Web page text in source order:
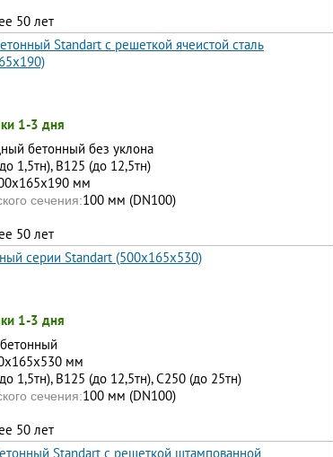
50 лет
Standart с решеткой ячеистой сталь
1-3 дня
бетонный без уклона
1,5тн), В125 (до 12,5тн)
мм
сечения:100 мм (DN100)
50 лет
серии Standart (500x165x530)
1-3 дня
мм
1,5тн), В125 (до 12,5тн), С250 (до 25тн)
сечения:100 мм (DN100)
50 лет
Standart с решеткой штампованной